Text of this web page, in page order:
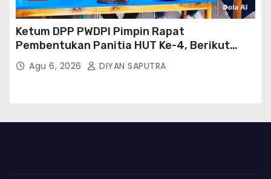
Ketum DPP PWDPI Pimpin Rapat
Pembentukan Panitia HUT Ke-4, Berikut
Susunan Dan Rangkaian Kegiatannya
Agu 6, 2026 DIYAN SAPUTRA